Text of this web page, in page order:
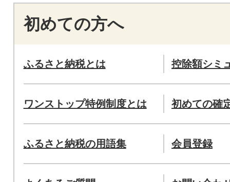
初めての方へ
ふるさと納税とは 控除額シミ
ワンストップ特例制度とは 初めての確
ふるさと納税の用語集 会員登録